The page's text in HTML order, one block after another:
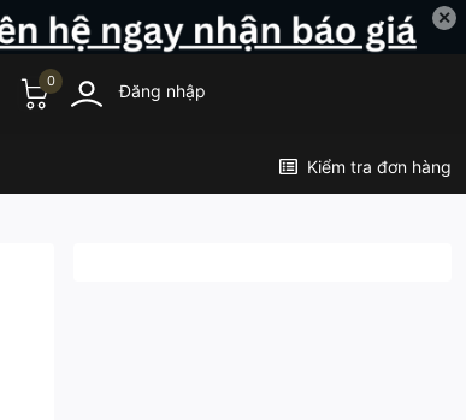
✕
0 Đăng nhập
Kiểm tra đơn hàng